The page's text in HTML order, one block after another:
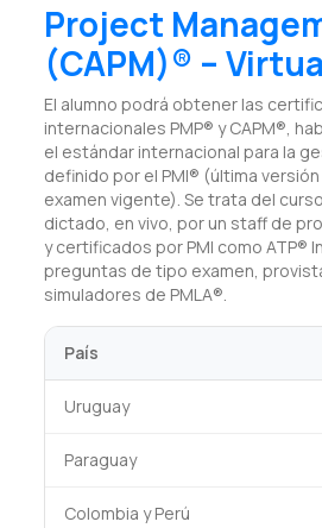
Project
(CAPM)® –
El alumno podrá obtener las
internacionales PMP® y CAPM®,
el estándar internacional para la
definido por el PMI® (última
examen vigente). Se trata del
dictado, en vivo, por un staff de
y certificados por PMI como ATP®
preguntas de tipo examen,
simuladores de PMLA®.
País
Uruguay
Paraguay
Colombia y Perú